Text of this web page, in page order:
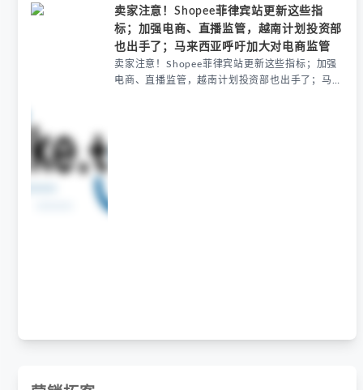
卖家注意！Shopee菲律宾站更新这些指
标；加强电商、直播监管，越南计划投资部
也出手了；马来西亚呼吁加大对电商监管
卖家注意！Shopee菲律宾站更新这些指标；加强
电商、直播监管，越南计划投资部也出手了；马来